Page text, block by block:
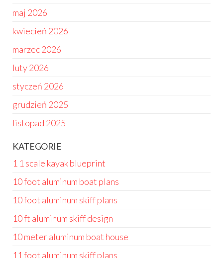
maj 2026
kwiecień 2026
marzec 2026
luty 2026
styczeń 2026
grudzień 2025
listopad 2025
KATEGORIE
1 1 scale kayak blueprint
10 foot aluminum boat plans
10 foot aluminum skiff plans
10 ft aluminum skiff design
10 meter aluminum boat house
11 foot aluminum skiff plans